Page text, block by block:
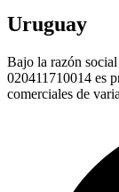
Uruguay
Bajo la razón
020411710014 es
comerciales de